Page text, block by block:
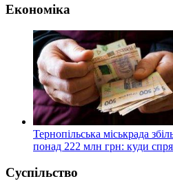
Економіка
Тернопільська міськрада
понад 222 млн грн: куди
Суспільство